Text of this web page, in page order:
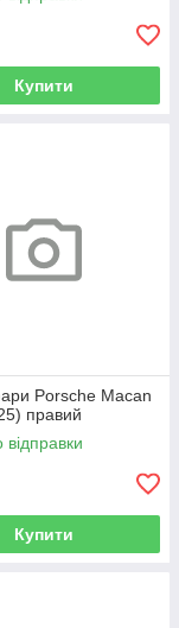
Купити
Porsche Macan
правий
відправки
Купити